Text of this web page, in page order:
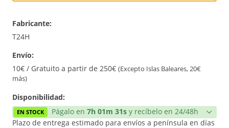
Fabricante:
T24H
Envío:
10€ / Gratuito a partir de 250€ (Excepto Islas Baleares, 20€
más)
Disponibilidad:
EN STOCK Págalo en 7h 01m 31s y recíbelo en 24/48h
Plazo de entrega estimado para envíos a península en días